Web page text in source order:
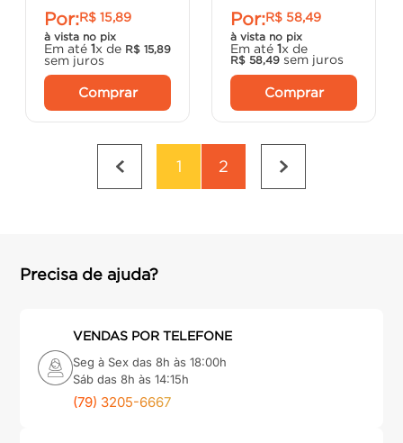
Por:R$ 15,89
à vista no pix
Em até 1x de R$ 15,89
sem juros
Comprar
Por:R$ 58,49
à vista no pix
Em até 1x de
R$ 58,49 sem juros
Comprar
1 2
Precisa de ajuda?
VENDAS POR TELEFONE
Seg à Sex das 8h às 18:00h
Sáb das 8h às 14:15h
(79) 3205-6667